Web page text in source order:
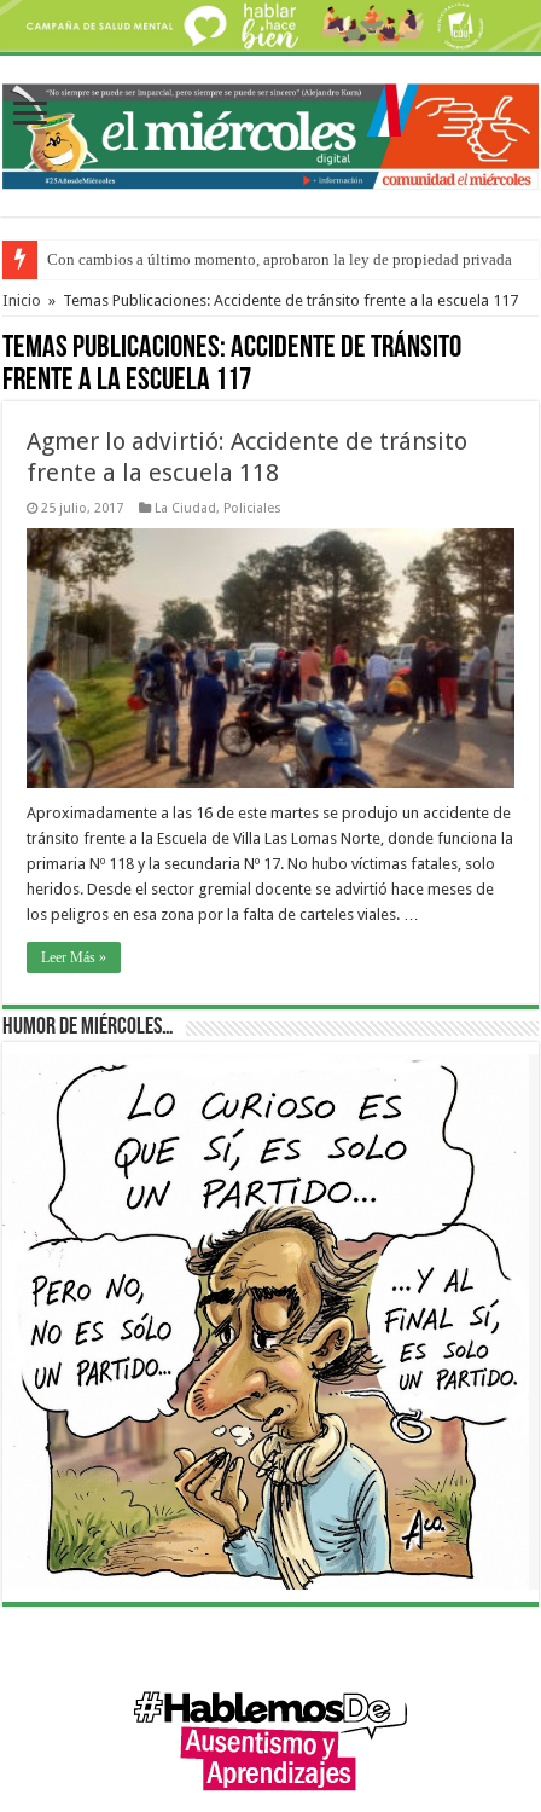
Con cambios a último momento, aprobaron la ley de propiedad privada
Adopción en Entre Ríos: el 35% de los 90 niños, niñas y adolescentes que
Inicio » Temas Publicaciones: Accidente de tránsito frente a la escuela 117
Temas Publicaciones:Accidente de tránsito
frente a la escuela 117
Agmer lo advirtió: Accidente de tránsito
frente a la escuela 118
25 julio, 2017 La Ciudad, Policiales
Aproximadamente a las 16 de este martes se produjo un accidente de
tránsito frente a la Escuela de Villa Las Lomas Norte, donde funciona la
primaria Nº 118 y la secundaria Nº 17. No hubo víctimas fatales, solo
heridos. Desde el sector gremial docente se advirtió hace meses de
los peligros en esa zona por la falta de carteles viales. …
Leer Más »
Humor de Miércoles…